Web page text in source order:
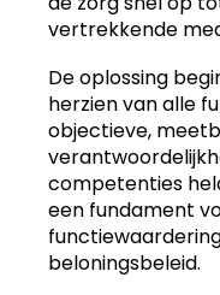
vertrekkende
De oplossing
herzien van alle
objectieve,
competenties
een fundament
beloningsbeleid.